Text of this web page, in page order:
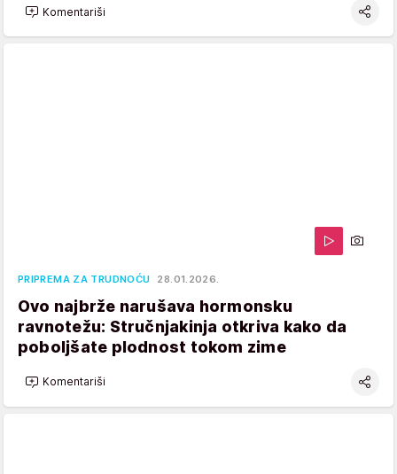
Komentariši
PRIPREMA ZA TRUDNOĆU 28.01.2026.
Ovo najbrže narušava hormonsku
ravnotežu: Stručnjakinja otkriva kako da
poboljšate plodnost tokom zime
Komentariši